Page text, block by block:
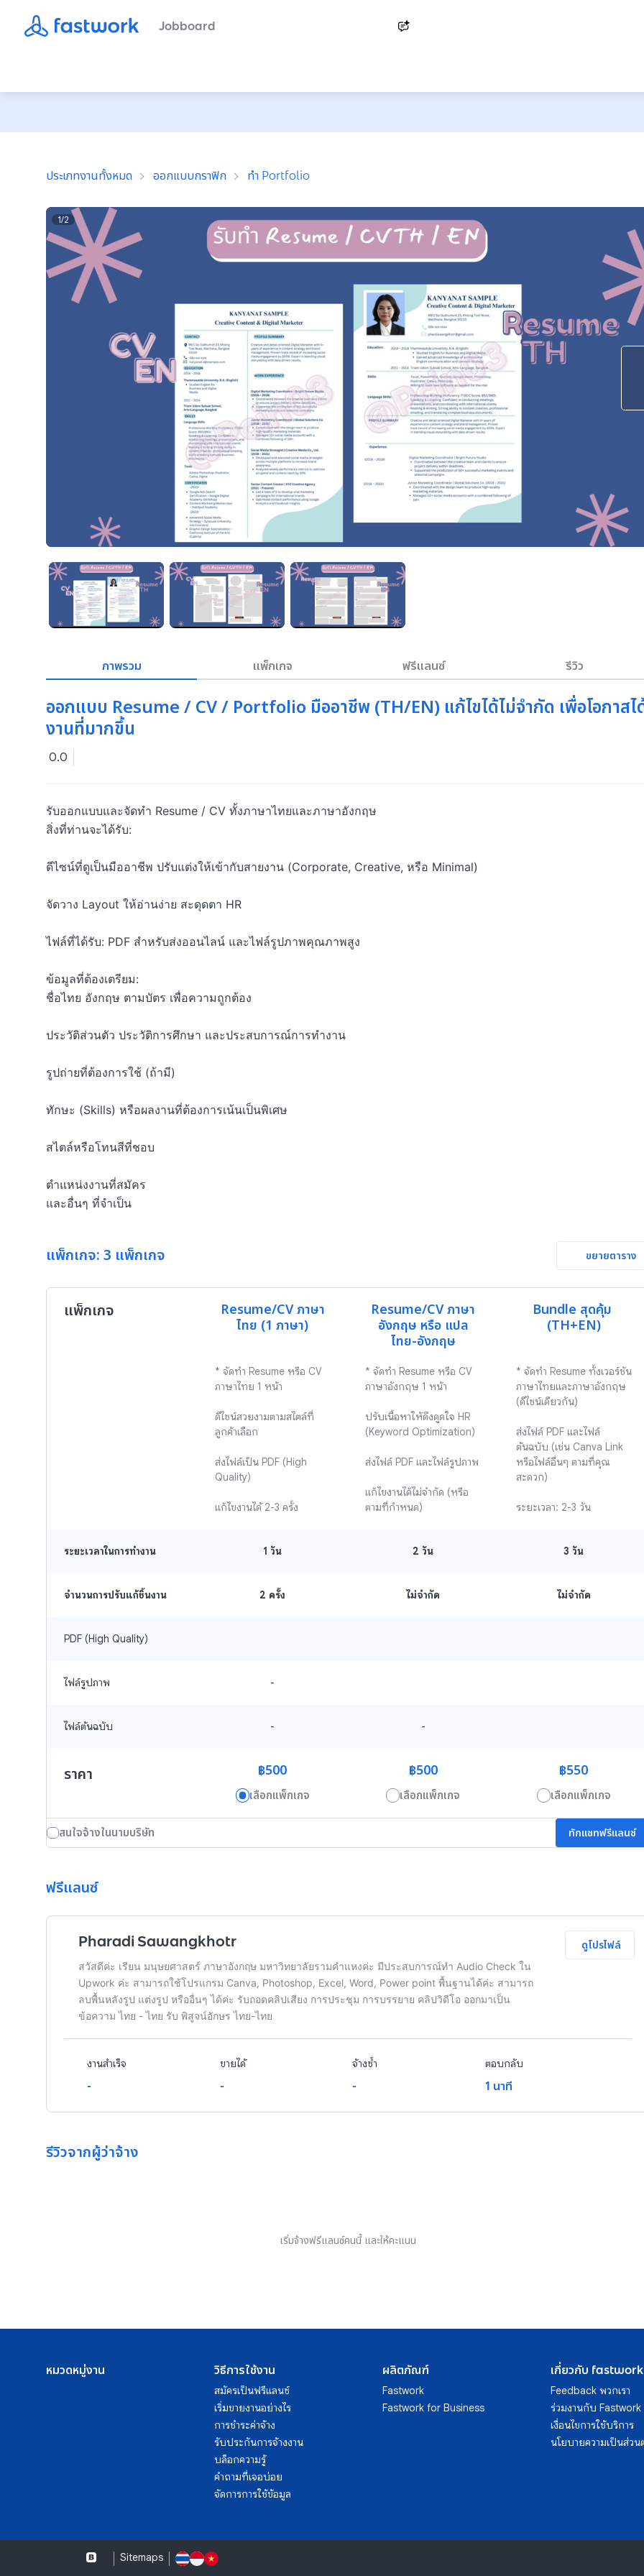
Jobboard
ประเภทงานทั้งหมด ออกแบบกราฟิก ทำ Portfolio
1/2
ภาพรวม แพ็กเกจ ฟรีแลนซ์ รีวิว
ออกแบบ Resume / CV / Portfolio มืออาชีพ (TH/EN) แก้ไขได้ไม่จำกัด เพื่อโอกาสไ
งานที่มากขึ้น
0.0
รับออกแบบและจัดทำ Resume / CV ทั้งภาษาไทยและภาษาอังกฤษ
สิ่งที่ท่านจะได้รับ:
ดีไซน์ที่ดูเป็นมืออาชีพ ปรับแต่งให้เข้ากับสายงาน (Corporate, Creative, หรือ Minimal)
จัดวาง Layout ให้อ่านง่าย สะดุดตา HR
ไฟล์ที่ได้รับ: PDF สำหรับส่งออนไลน์ และไฟล์รูปภาพคุณภาพสูง
ข้อมูลที่ต้องเตรียม:
ชื่อไทย อังกฤษ ตามบัตร เพื่อความถูกต้อง
ประวัติส่วนตัว ประวัติการศึกษา และประสบการณ์การทำงาน
รูปถ่ายที่ต้องการใช้ (ถ้ามี)
ทักษะ (Skills) หรือผลงานที่ต้องการเน้นเป็นพิเศษ
สไตล์หรือโทนสีที่ชอบ
ตำแหน่งงานที่สมัคร
และอื่นๆ ที่จำเป็น
แพ็กเกจ: 3 แพ็กเกจ ขยายตาราง
แพ็กเกจ
Resume/CV ภาษา
ไทย (1 ภาษา)
Resume/CV ภาษา
อังกฤษ หรือ แปล
ไทย-อังกฤษ
Bundle สุดคุ้ม
(TH+EN)
* จัดทำ Resume หรือ CV
ภาษาไทย 1 หน้า
ดีไซน์สวยงามตามสไตล์ที่
ลูกค้าเลือก
ส่งไฟล์เป็น PDF (High
Quality)
แก้ไขงานได้ 2-3 ครั้ง
* จัดทำ Resume หรือ CV
ภาษาอังกฤษ 1 หน้า
ปรับเนื้อหาให้ดึงดูดใจ HR
(Keyword Optimization)
ส่งไฟล์ PDF และไฟล์รูปภาพ
แก้ไขงานได้ไม่จำกัด (หรือ
ตามที่กำหนด)
* จัดทำ Resume ทั้งเวอร์ชัน
ภาษาไทยและภาษาอังกฤษ
(ดีไซน์เดียวกัน)
ส่งไฟล์ PDF และไฟล์
ต้นฉบับ (เช่น Canva Link
หรือไฟล์อื่นๆ ตามที่คุณ
สะดวก)
ระยะเวลา: 2-3 วัน
ระยะเวลาในการทำงาน 1 วัน 2 วัน 3 วัน
จำนวนการปรับแก้ชิ้นงาน 2 ครั้ง ไม่จำกัด ไม่จำกัด
PDF (High Quality)
ไฟล์รูปภาพ -
ไฟล์ต้นฉบับ - -
ราคา ฿500
เลือกแพ็กเกจ
฿500
เลือกแพ็กเกจ
฿550
เลือกแพ็กเกจ
สนใจจ้างในนามบริษัท ทักแชทฟรีแลนซ์
ฟรีแลนซ์
Pharadi Sawangkhotr
สวัสดีค่ะ เรียน มนุษยศาสตร์ ภาษาอังกฤษ มหาวิทยาลัยรามคำแหงค่ะ มีประสบการณ์ทำ Audio Check ใน
Upwork ค่ะ สามารถใช้โปรแกรม Canva, Photoshop, Excel, Word, Power point พื้นฐานได้ค่ะ สามารถ
ลบพื้นหลังรูป แต่งรูป หรืออื่นๆ ได้ค่ะ รับถอดคลิปเสียง การประชุม การบรรยาย คลิปวิดีโอ ออกมาเป็น
ข้อความ ไทย - ไทย รับ พิสูจน์อักษร ไทย-ไทย
ดูโปรไฟล์
งานสำเร็จ
-
ขายได้
-
จ้างซ้ำ
-
ตอบกลับ
1 นาที
รีวิวจากผู้ว่าจ้าง
เริ่มจ้างฟรีแลนซ์คนนี้ และให้คะแนน
หมวดหมู่งาน วิธีการใช้งาน
สมัครเป็นฟรีแลนซ์
เริ่มขายงานอย่างไร
การชำระค่าจ้าง
รับประกันการจ้างงาน
บล็อกความรู้
คำถามที่เจอบ่อย
จัดการการใช้ข้อมูล
ผลิตภัณฑ์
Fastwork
Fastwork for Business
เกี่ยวกับ fastwork
Feedback พวกเรา
ร่วมงานกับ Fastwork
เงื่อนไขการใช้บริการ
นโยบายความเป็นส่วน
Sitemaps